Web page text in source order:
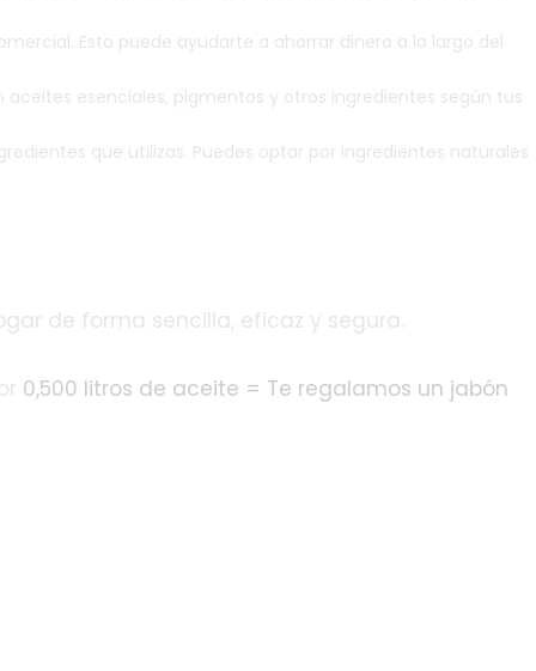
Esto puede ayudarte a ahorrar dinero a lo largo del
esenciales, pigmentos y otros ingredientes según tus
que utilizas. Puedes optar por ingredientes naturales
de forma sencilla, eficaz y segura.
0,500 litros de aceite = Te regalamos un jabón